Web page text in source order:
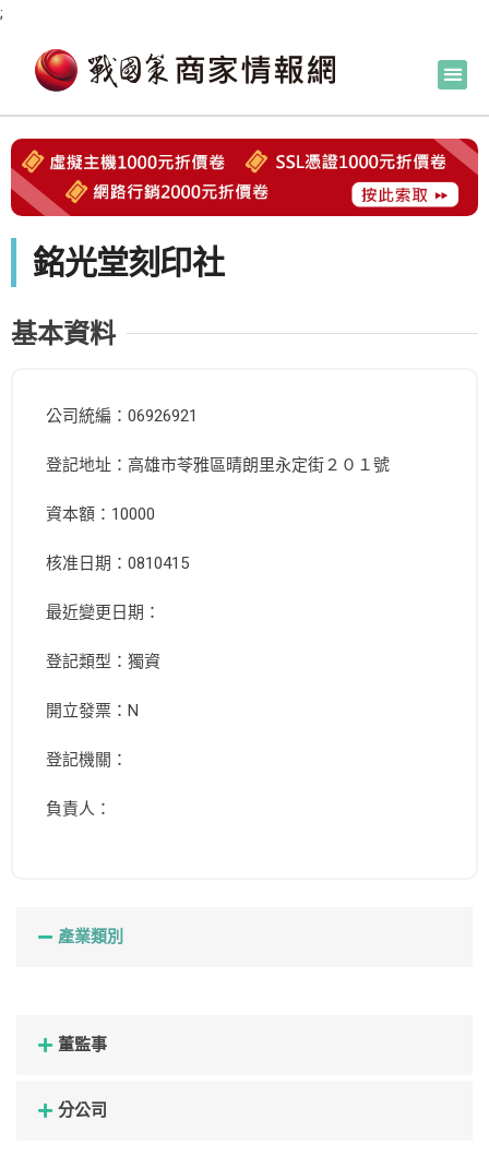
;
銘光堂刻印社
基本資料
公司統編：06926921
登記地址：高雄市苓雅區晴朗里永定街２０１號
資本額：10000
核准日期：0810415
最近變更日期：
登記類型：獨資
開立發票：N
登記機關：
負責人：
產業類別
董監事
分公司